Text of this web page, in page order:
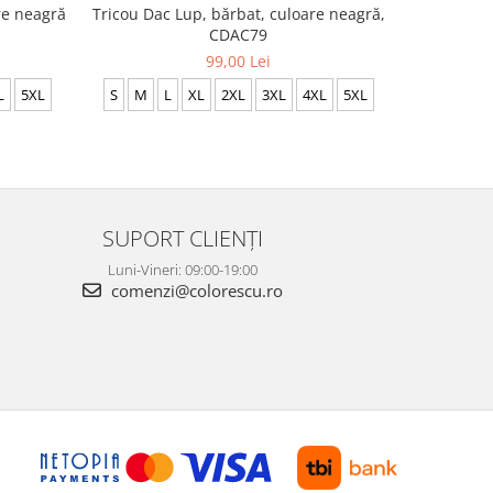
neagră
5XL
Tricou Dac Lup, bărbat, culoare neagră,
CDAC79
99,00 Lei
S M L XL 2XL 3XL 4XL 5XL
SUPORT CLIENȚI
Luni-Vineri: 09:00-19:00
comenzi@colorescu.ro